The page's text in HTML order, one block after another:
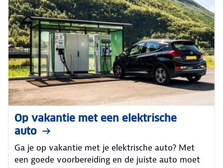
Op vakantie met een elektrische
auto
Ga je op vakantie met je elektrische auto? Met
een goede voorbereiding en de juiste auto moet